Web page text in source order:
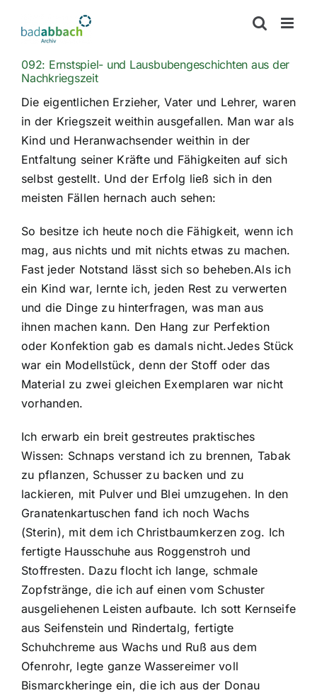
Inhalt
springen
092: Ernstspiel- und Lausbubengeschichten aus der
Nachkriegszeit
Die eigentlichen Erzieher, Vater und Lehrer, waren
in der Kriegszeit weithin ausgefallen. Man war als
Kind und Heranwachsender weithin in der
Entfaltung seiner Kräfte und Fähigkeiten auf sich
selbst gestellt. Und der Erfolg ließ sich in den
meisten Fällen hernach auch sehen:
So besitze ich heute noch die Fähigkeit, wenn ich
mag, aus nichts und mit nichts etwas zu machen.
Fast jeder Notstand lässt sich so beheben.Als ich
ein Kind war, lernte ich, jeden Rest zu verwerten
und die Dinge zu hinterfragen, was man aus
ihnen machen kann. Den Hang zur Perfektion
oder Konfektion gab es damals nicht.Jedes Stück
war ein Modellstück, denn der Stoff oder das
Material zu zwei gleichen Exemplaren war nicht
vorhanden.
Ich erwarb ein breit gestreutes praktisches
Wissen: Schnaps verstand ich zu brennen, Tabak
zu pflanzen, Schusser zu backen und zu
lackieren, mit Pulver und Blei umzugehen. In den
Granatenkartuschen fand ich noch Wachs
(Sterin), mit dem ich Christbaumkerzen zog. Ich
fertigte Hausschuhe aus Roggenstroh und
Stoffresten. Dazu flocht ich lange, schmale
Zopfstränge, die ich auf einen vom Schuster
ausgeliehenen Leisten aufbaute. Ich sott Kernseife
aus Seifenstein und Rindertalg, fertigte
Schuhchreme aus Wachs und Ruß aus dem
Ofenrohr, legte ganze Wassereimer voll
Bismarckheringe ein, die ich aus der Donau